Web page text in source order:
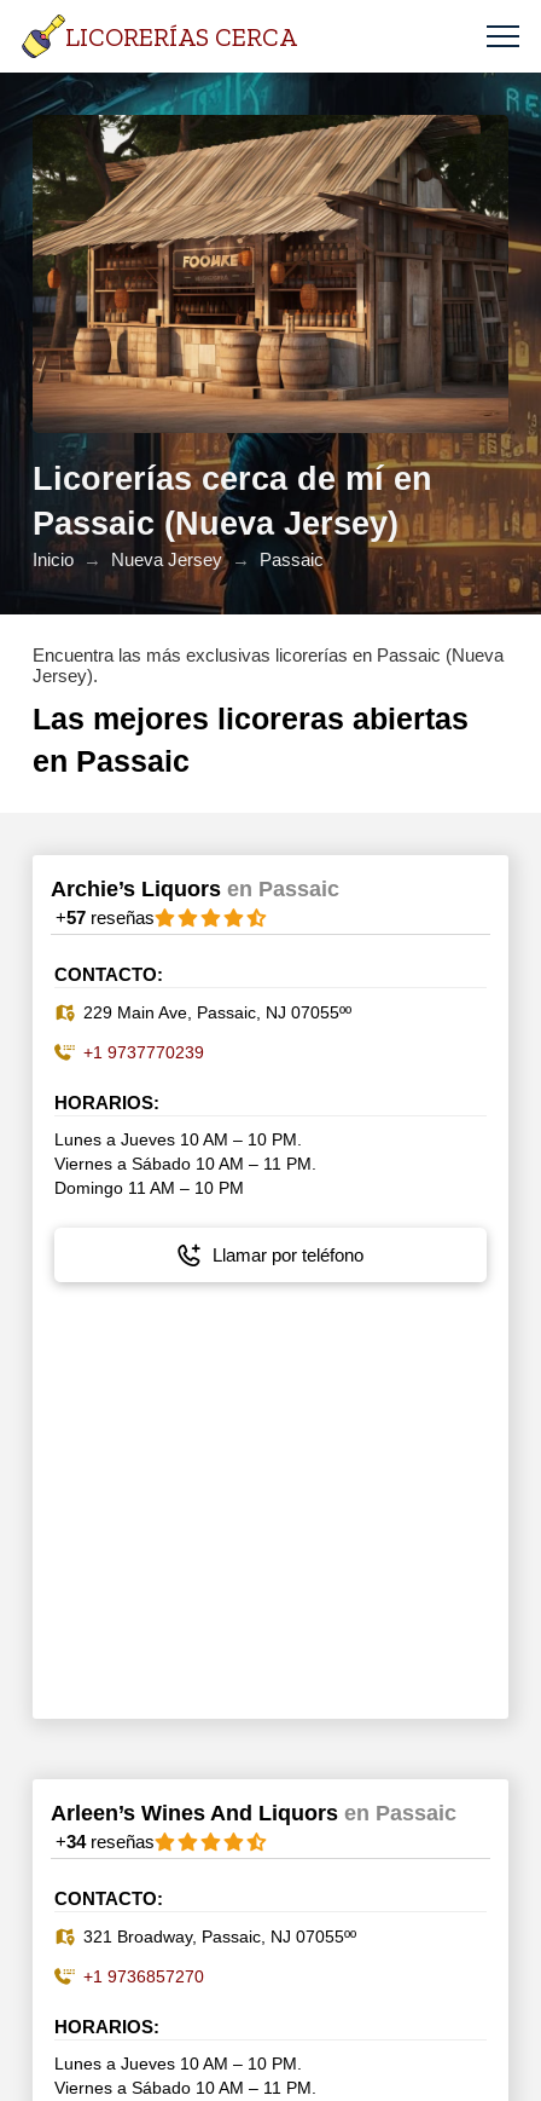
LICORERÍAS CERCA
Licorerías cerca de mí en
Passaic (Nueva Jersey)
Inicio → Nueva Jersey → Passaic
Encuentra las más exclusivas licorerías en Passaic (Nueva
Jersey).
Las mejores licoreras abiertas
en Passaic
Archie’s Liquors en Passaic
+57reseñas
CONTACTO:
229 Main Ave, Passaic, NJ 07055ºº
+1 9737770239
HORARIOS:
Lunes a Jueves 10 AM – 10 PM.
Viernes a Sábado 10 AM – 11 PM.
Domingo 11 AM – 10 PM
Llamar por teléfono
Arleen’s Wines And Liquors en Passaic
+34reseñas
CONTACTO:
321 Broadway, Passaic, NJ 07055ºº
+1 9736857270
HORARIOS:
Lunes a Jueves 10 AM – 10 PM.
Viernes a Sábado 10 AM – 11 PM.